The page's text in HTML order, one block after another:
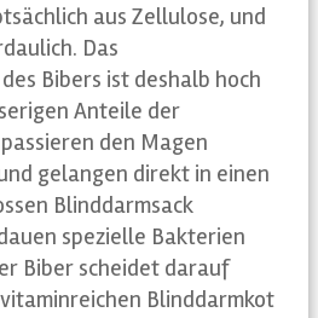
aus Zellulose, und
Das
Bibers ist deshalb hoch
Anteile der
den Magen
gelangen direkt in einen
Blinddarmsack
spezielle Bakterien
Biber scheidet darauf
Blinddarmkot